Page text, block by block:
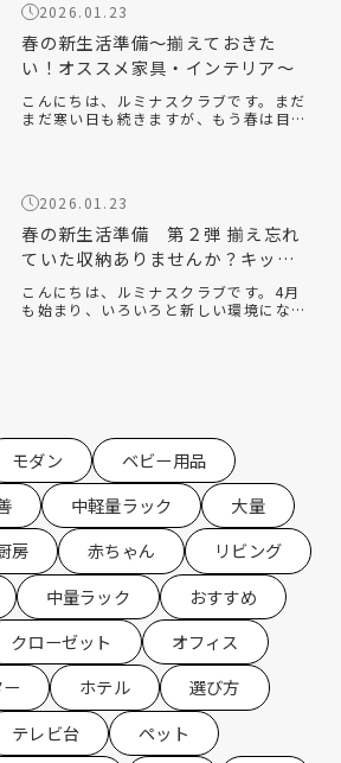
ーゼッ […]
2026.01.23
春の新生活準備～揃えておきた
い！オススメ家具・インテリア～
こんにちは、ルミナスクラブです。まだ
まだ寒い日も続きますが、もう春は目の
の家 […]
2026.01.23
春の新生活準備 第２弾 揃え忘れ
ていた収納ありませんか？キッチ
ン収納編
こんにちは、ルミナスクラブです。4月
も始まり、いろいろと新しい環境にな
モダン
ベビー用品
中軽量ラック
大量
房 赤ちゃん
リビング
中量ラック
おすすめ
クローゼット
オフィス
ホテル
選び方
テレビ台
ペット